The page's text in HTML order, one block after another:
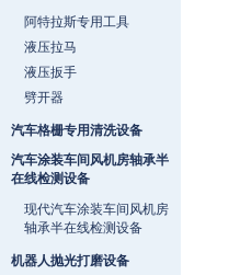
阿特拉斯专用工具
液压拉马
液压扳手
劈开器
汽车格栅专用清洗设备
汽车涂装车间风机房轴承半
在线检测设备
现代汽车涂装车间风机房
轴承半在线检测设备
机器人抛光打磨设备